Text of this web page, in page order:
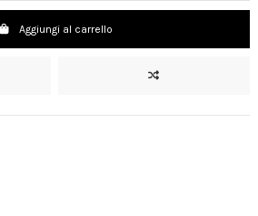
Aggiungi al carrello